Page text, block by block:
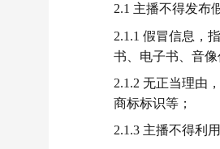
2.1 主播不得发布
2.1.1 假冒信息，
书、电子书、音像
2.1.2 无正当理由
商标标识等；
2.1.3 主播不得利